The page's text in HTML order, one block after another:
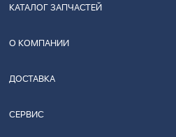
КАТАЛОГ ЗАПЧАСТЕЙ
О КОМПАНИИ
ДОСТАВКА
СЕРВИС